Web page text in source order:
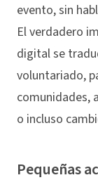
evento, sin
El verdadero
digital se
voluntariado,
comunidades,
o incluso
Pequeñas